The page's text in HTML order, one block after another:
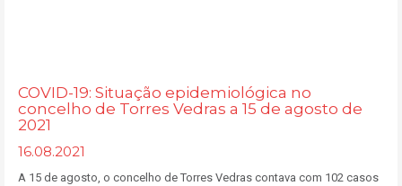
COVID-19: Situação epidemiológica no
concelho de Torres Vedras a 15 de agosto de
2021
16.08.2021
A 15 de agosto, o concelho de Torres Vedras contava com 102 casos